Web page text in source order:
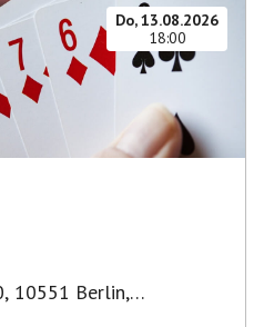
Do, 13.08.2026
18:00
10551 Berlin,